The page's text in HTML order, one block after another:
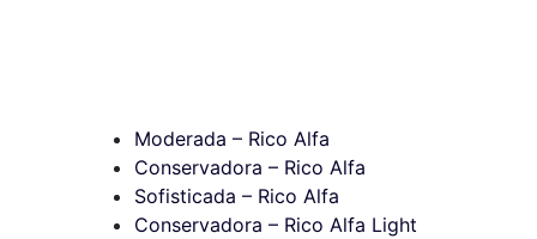
Moderada – Rico Alfa
Conservadora – Rico Alfa
Sofisticada – Rico Alfa
Conservadora – Rico Alfa Light